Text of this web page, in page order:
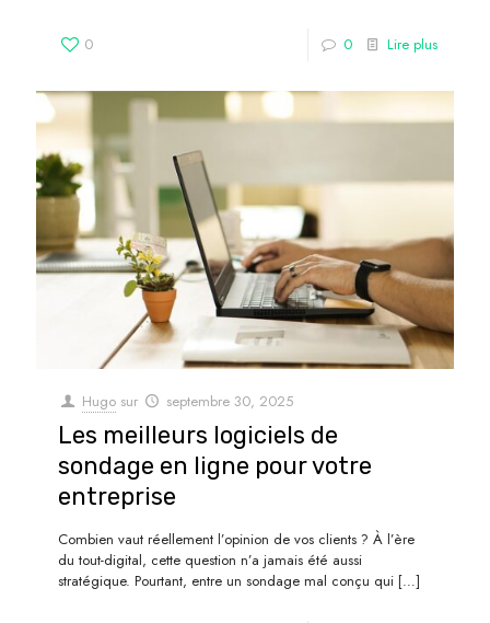
0 0 Lire plus
Hugo sur septembre 30, 2025
Les meilleurs logiciels de
sondage en ligne pour votre
entreprise
Combien vaut réellement l’opinion de vos clients ? À l’ère
du tout-digital, cette question n’a jamais été aussi
stratégique. Pourtant, entre un sondage mal conçu qui […]